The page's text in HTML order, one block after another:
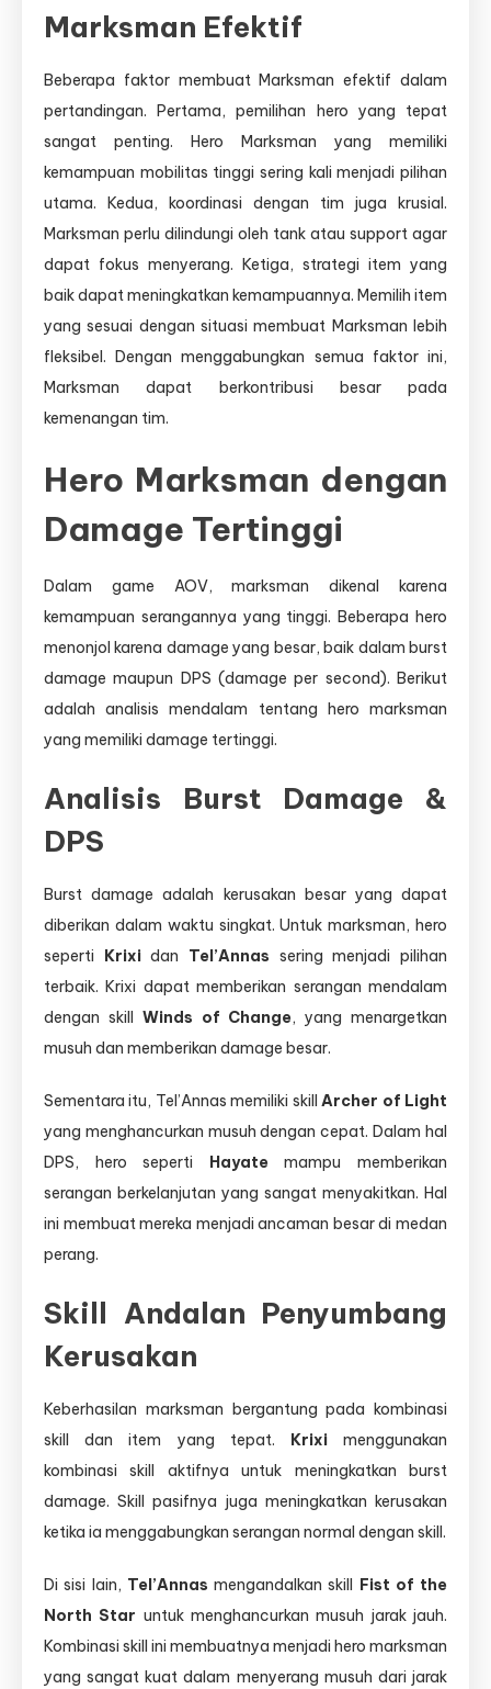
Marksman Efektif
Beberapa faktor membuat Marksman efektif dalam
pertandingan. Pertama, pemilihan hero yang tepat
sangat penting. Hero Marksman yang memiliki
kemampuan mobilitas tinggi sering kali menjadi pilihan
utama. Kedua, koordinasi dengan tim juga krusial.
Marksman perlu dilindungi oleh tank atau support agar
dapat fokus menyerang. Ketiga, strategi item yang
baik dapat meningkatkan kemampuannya. Memilih item
yang sesuai dengan situasi membuat Marksman lebih
fleksibel. Dengan menggabungkan semua faktor ini,
Marksman dapat berkontribusi besar pada
kemenangan tim.
Hero Marksman dengan
Damage Tertinggi
Dalam game AOV, marksman dikenal karena
kemampuan serangannya yang tinggi. Beberapa hero
menonjol karena damage yang besar, baik dalam burst
damage maupun DPS (damage per second). Berikut
adalah analisis mendalam tentang hero marksman
yang memiliki damage tertinggi.
Analisis Burst Damage &
DPS
Burst damage adalah kerusakan besar yang dapat
diberikan dalam waktu singkat. Untuk marksman, hero
seperti Krixidan Tel’Annas sering menjadi pilihan
terbaik. Krixi dapat memberikan serangan mendalam
dengan skill Winds of Change, yang menargetkan
musuh dan memberikan damage besar.
Sementara itu, Tel’Annas memiliki skillArcher of Light
yang menghancurkan musuh dengan cepat. Dalam hal
DPS, hero seperti Hayatemampu memberikan
serangan berkelanjutan yang sangat menyakitkan. Hal
ini membuat mereka menjadi ancaman besar di medan
perang.
Skill Andalan Penyumbang
Kerusakan
Keberhasilan marksman bergantung pada kombinasi
skill dan item yang tepat. Kriximenggunakan
kombinasi skill aktifnya untuk meningkatkan burst
damage. Skill pasifnya juga meningkatkan kerusakan
ketika ia menggabungkan serangan normal dengan skill.
Di sisi lain, Tel’Annas mengandalkan skill Fist of the
North Star untuk menghancurkan musuh jarak jauh.
Kombinasi skill ini membuatnya menjadi hero marksman
yang sangat kuat dalam menyerang musuh dari jarak